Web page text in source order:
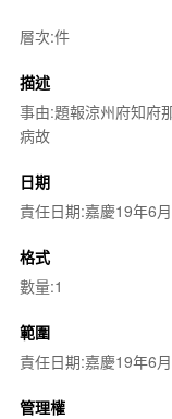
層次:件
描述
事由:題報涼州府知府
病故
日期
責任日期:嘉慶19年6
格式
數量:1
範圍
責任日期:嘉慶19年6
管理權